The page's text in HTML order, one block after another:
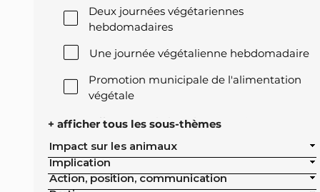
Deux journées végétariennes
hebdomadaires
Une journée végétalienne hebdomadaire
Promotion municipale de l'alimentation
végétale
Offre végétale lors des réceptions
Exclusion de l'élevage intensif des achats
publics de la ville
+ afficher tous les sous-thèmes
Impact sur les animaux
Implication
Action, position, communication